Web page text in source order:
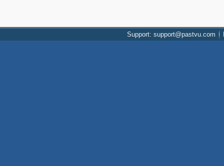
Support: support@pastvu.com